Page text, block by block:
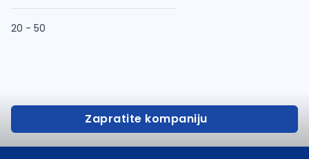
20 - 50
Zapratite kompaniju